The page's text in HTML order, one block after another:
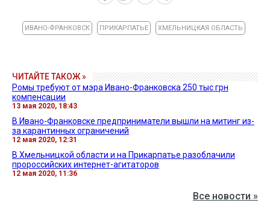
ИВАНО-ФРАНКОВСК ПРИКАРПАТЬЕ ХМЕЛЬНИЦКАЯ ОБЛАСТЬ
ЧИТАЙТЕ ТАКОЖ »
Ромы требуют от мэра Ивано-Франковска 250 тыс грн
компенсации
13 мая 2020, 18:43
В Ивано-Франковске предприниматели вышли на митинг из-
за карантинных ограничений
12 мая 2020, 12:31
В Хмельницкой области и на Прикарпатье разоблачили
пророссийских интернет-агитаторов
12 мая 2020, 11:36
Все новости »